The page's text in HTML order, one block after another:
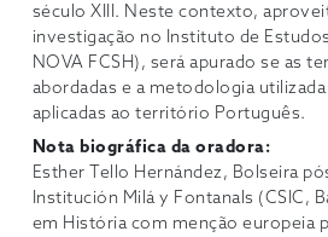
século XIII. Neste contexto,
investigação no Instituto de
NOVA FCSH), será apurado se as
abordadas e a metodologia
aplicadas ao território Português.
Nota biográfica da oradora:
Esther Tello Hernández, Bolseira
Institución Milá y Fontanals (CSIC,
em História com menção europeia